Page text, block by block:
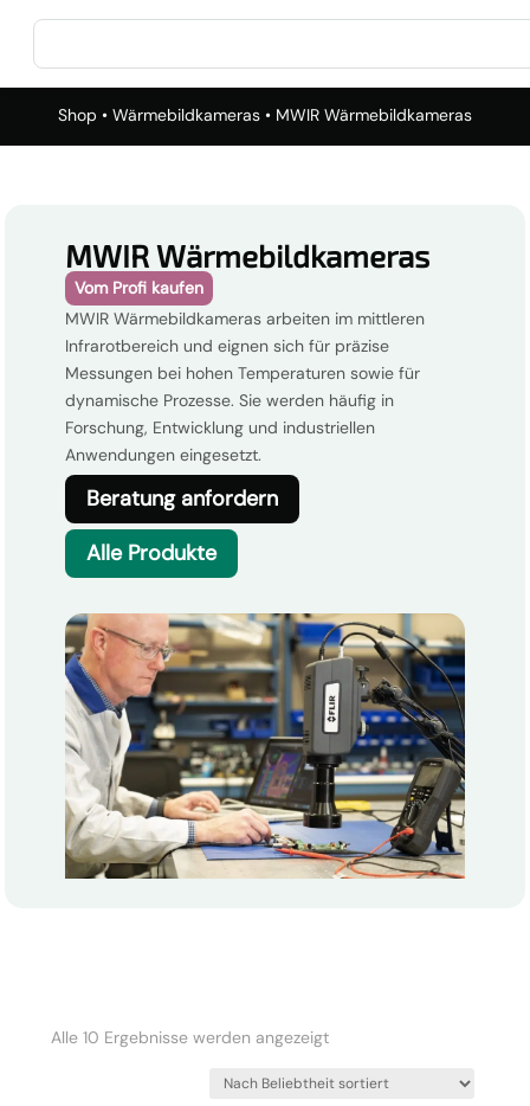
Shop • Wärmebildkameras• MWIR Wärmebildkameras
MWIR Wärmebildkameras
Vom Profi kaufen
MWIR Wärmebildkameras arbeiten im mittleren
Infrarotbereich und eignen sich für präzise
Messungen bei hohen Temperaturen sowie für
dynamische Prozesse. Sie werden häufig in
Forschung, Entwicklung und industriellen
Anwendungen eingesetzt.
Beratung anfordern
Alle Produkte
Alle 10 Ergebnisse werden angezeigtNach
sortiert